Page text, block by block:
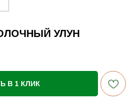
УЛУН
В 1 КЛИК